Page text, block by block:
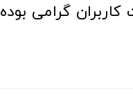
گرامی بوده